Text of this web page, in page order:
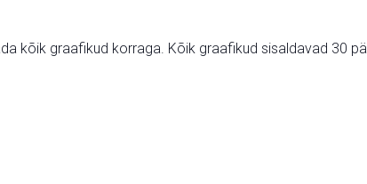
kõik graafikud korraga. Kõik graafikud sisaldavad 30